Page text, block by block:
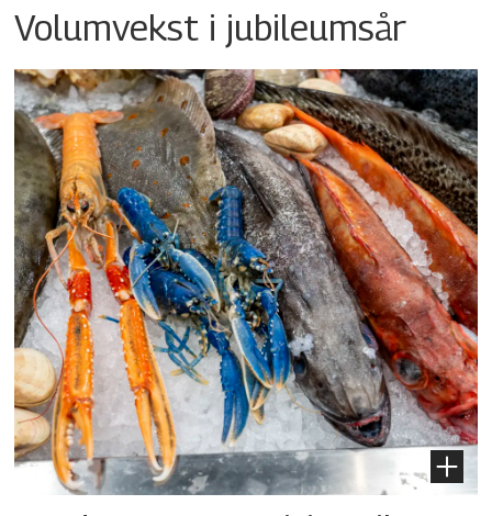
Volumvekst i jubileumsår